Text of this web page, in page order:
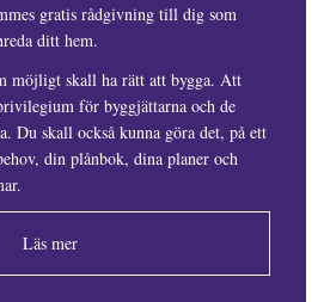
gratis rådgivning till dig som
ditt hem.
möjligt skall ha rätt att bygga. Att
för byggjättarna och de
Du skall också kunna göra det, på ett
din plånbok, dina planer och
Läs mer